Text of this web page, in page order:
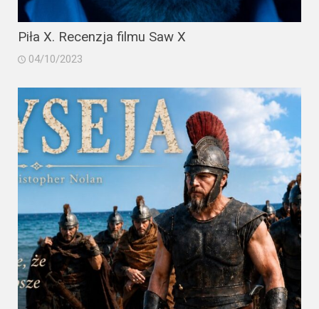
2016
2017
2015
2014
Piła X. Recenzja filmu Saw X
04/10/2023